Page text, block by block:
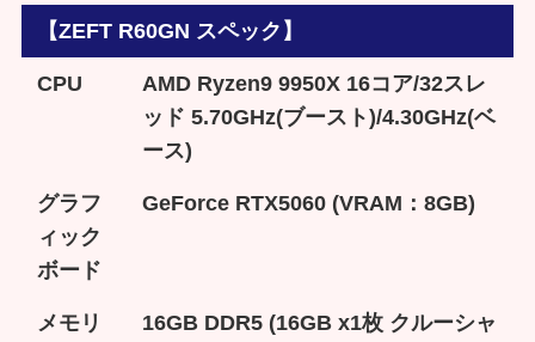
【ZEFT R60GN スペック】
CPU
AMD Ryzen9 9950X 16コア/32スレ
ッド 5.70GHz(ブースト)/4.30GHz(ベ
ース)
グラフ
ィック
ボード
GeForce RTX5060 (VRAM：8GB)
メモリ
16GB DDR5 (16GB x1枚 クルーシャ